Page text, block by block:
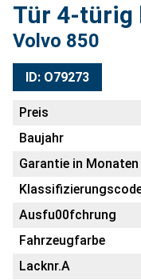
Tür 4-türig
Volvo 850
ID: O79273
Preis
Baujahr
Garantie in Monaten
Ausfu00fchrung
Fahrzeugfarbe
Lacknr.A